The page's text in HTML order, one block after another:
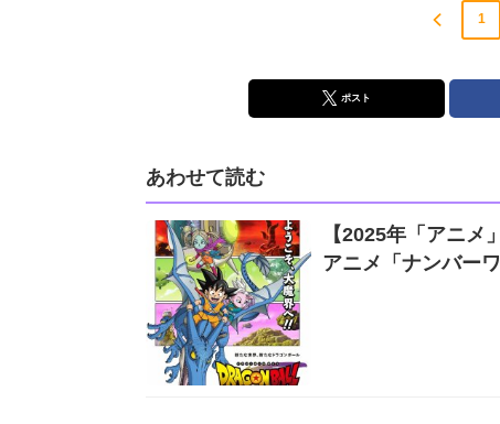
1
ポスト
あわせて読む
【2025年「アニ
アニメ「ナンバー